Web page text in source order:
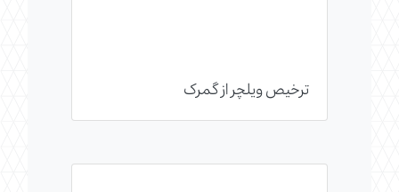
ترخیص ویلچر از گمرک